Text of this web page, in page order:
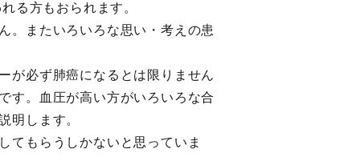
る方もおられます。
。またいろいろな思い・考えの患
が必ず肺癌になるとは限りません
す。血圧が高い方がいろいろな合
明します。
てもらうしかないと思っていま